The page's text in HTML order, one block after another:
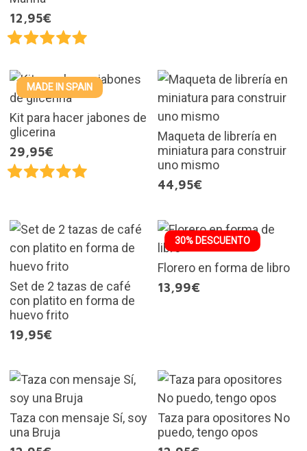
12,95€
MADE IN SPAIN
Kit para hacer jabones de
glicerina
29,95€
Maqueta de librería en
miniatura para construir
uno mismo
44,95€
Set de 2 tazas de café
con platito en forma de
huevo frito
19,95€
30% DESCUENTO
Florero en forma de libro
13,99€
Taza con mensaje Sí, soy
una Bruja
Taza para opositores No
puedo, tengo opos